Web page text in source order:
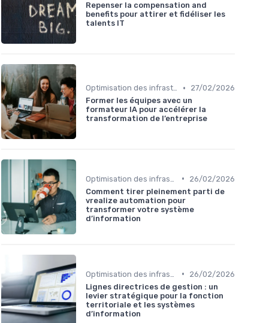
Repenser la compensation and
benefits pour attirer et fidéliser les
talents IT
Optimisation des infrastructures IT •
27/02/2026
Former les équipes avec un
formateur IA pour accélérer la
transformation de l’entreprise
•
26/02/2026
Comment tirer pleinement parti de
vrealize automation pour
transformer votre système
d’information
•
26/02/2026
Lignes directrices de gestion : un
levier stratégique pour la fonction
territoriale et les systèmes
d’information